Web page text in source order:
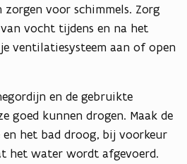
voor schimmels. Zorg
vocht tijdens en na het
ventilatiesysteem aan of open
en de gebruikte
goed kunnen drogen. Maak de
en het bad droog, bij voorkeur
het water wordt afgevoerd.